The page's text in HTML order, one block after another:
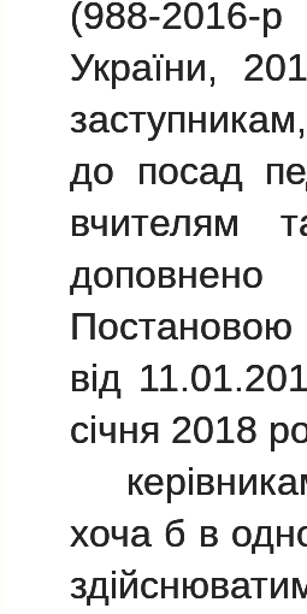
(988-2016-
України,
до посад
вчителям
від
січня 2018
хоча б в